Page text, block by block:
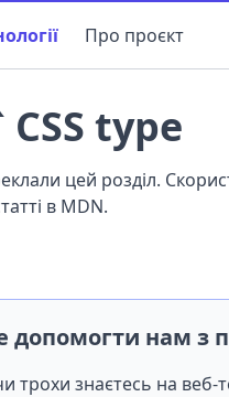
Про проєкт
type
цей розділ.
в MDN.
допомогти нам з
трохи знаєтесь на